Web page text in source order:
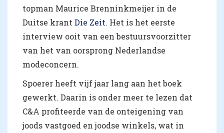
topman Maurice Brenninkmeijer in de
Duitse krant Die Zeit. Het is het eerste
interview ooit van een bestuursvoorzitter
van het van oorsprong Nederlandse
modeconcern.
Spoerer heeft vijf jaar lang aan het boek
gewerkt. Daarin is onder meer te lezen dat
C&A profiteerde van de onteigening van
joods vastgoed en joodse winkels, wat in